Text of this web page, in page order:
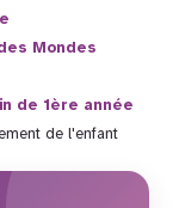
Mondes
de 1ère année
de l'enfant